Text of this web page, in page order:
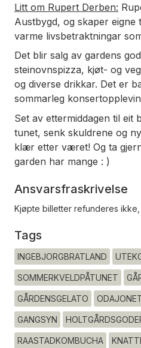
Litt om Rupert Derben:
Austbygd, og skaper eigne
varme livsbetraktningar
Det blir salg av gardens
steinovnspizza, kjøt- og
og diverse drikkar. Det er
sommarleg
Set av ettermiddagen til eit
tunet, senk skuldrene og
klær etter været! Og ta
garden har mange : )
Ansvarsfraskrivelse
Kjøpte billetter refunderes
Tags
INGEBJORGBRATLAND
SOMMERKVELDPÅTUNET
GÅRDENSGELATO
GANGSYN
RAASTADKOMBUCHA